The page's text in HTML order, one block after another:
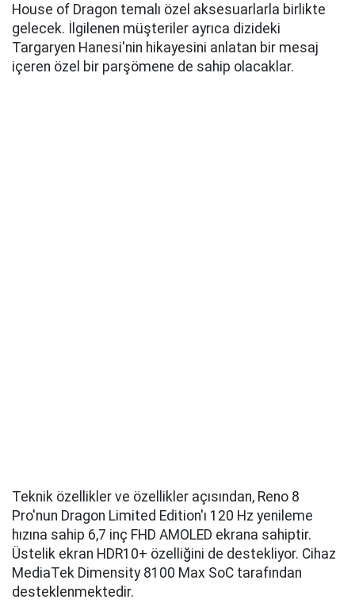
House of Dragon temalı özel aksesuarlarla birlikte
gelecek. İlgilenen müşteriler ayrıca dizideki
Targaryen Hanesi'nin hikayesini anlatan bir mesaj
içeren özel bir parşömene de sahip olacaklar.
Teknik özellikler ve özellikler açısından, Reno 8
Pro'nun Dragon Limited Edition'ı 120 Hz yenileme
hızına sahip 6,7 inç FHD AMOLED ekrana sahiptir.
Üstelik ekran HDR10+ özelliğini de destekliyor. Cihaz
MediaTek Dimensity 8100 Max SoC tarafından
desteklenmektedir.